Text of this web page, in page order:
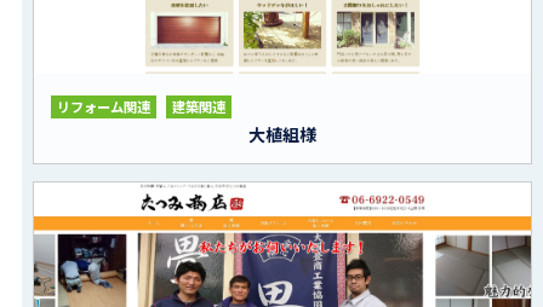
リフォーム関連 建築関連
大植組様